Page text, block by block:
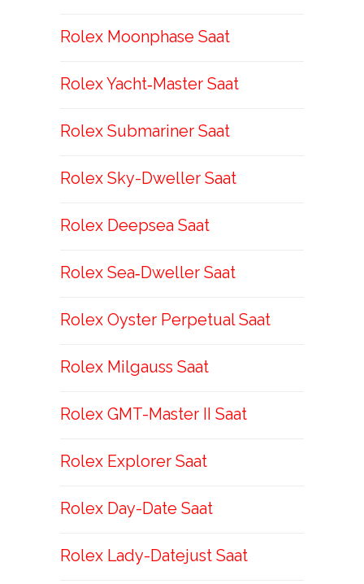
Rolex Moonphase Saat
Rolex Yacht‑Master Saat
Rolex Submariner Saat
Rolex Sky-Dweller Saat
Rolex Deepsea Saat
Rolex Sea‑Dweller Saat
Rolex Oyster Perpetual Saat
Rolex Milgauss Saat
Rolex GMT-Master II Saat
Rolex Explorer Saat
Rolex Day-Date Saat
Rolex Lady-Datejust Saat